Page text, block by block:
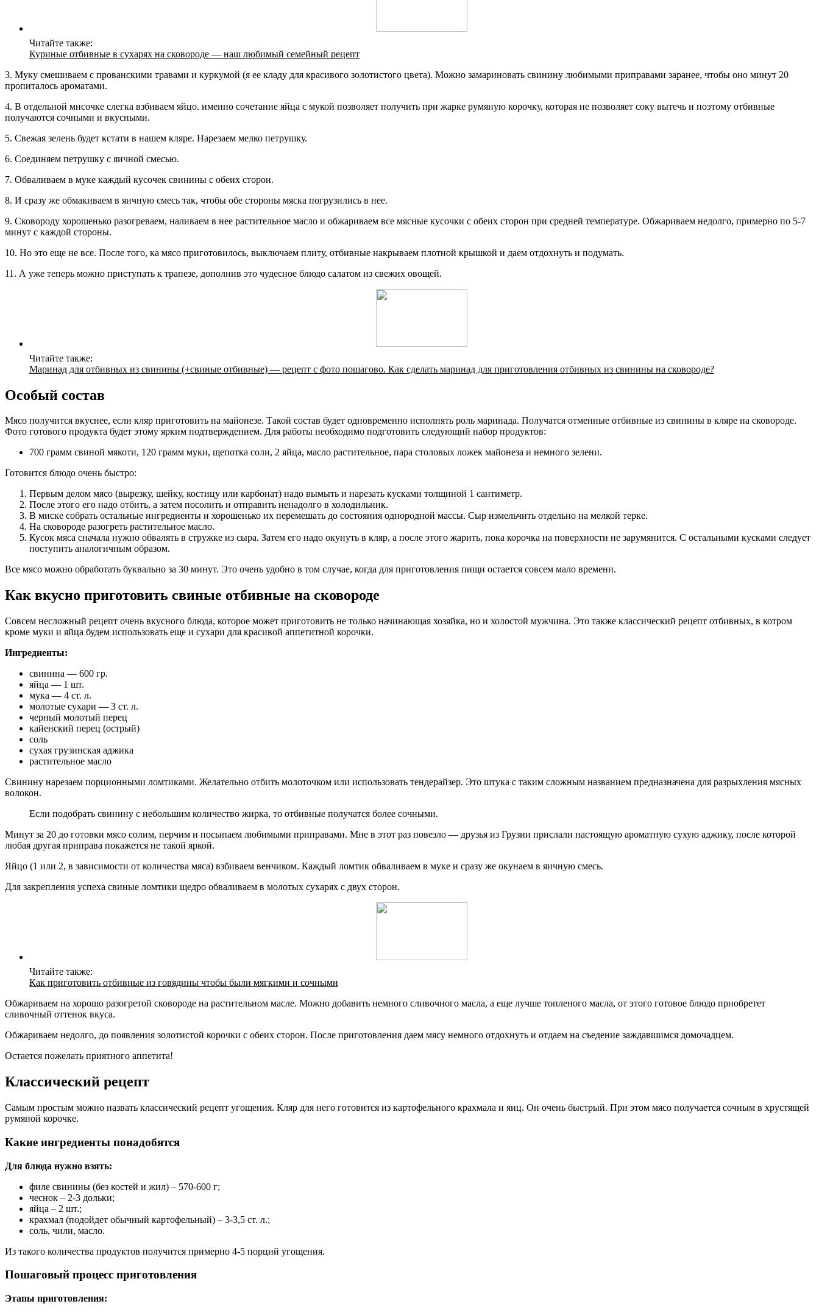
Читайте также:
Куриные отбивные в сухарях на сковороде — наш любимый семейный рецепт
3. Муку смешиваем с прованскими травами и куркумой (я ее кладу для красивого золотистого цвета). Можно замариновать свинину любимыми приправами заранее, чтобы оно минут 20
пропиталось ароматами.
4. В отдельной мисочке слегка взбиваем яйцо. именно сочетание яйца с мукой позволяет получить при жарке румяную корочку, которая не позволяет соку вытечь и поэтому отбивные
получаются сочными и вкусными.
5. Свежая зелень будет кстати в нашем кляре. Нарезаем мелко петрушку.
6. Соединяем петрушку с яичной смесью.
7. Обваливаем в муке каждый кусочек свинины с обеих сторон.
8. И сразу же обмакиваем в яичную смесь так, чтобы обе стороны мяска погрузились в нее.
9. Сковороду хорошенько разогреваем, наливаем в нее растительное масло и обжариваем все мясные кусочки с обеих сторон при средней температуре. Обжариваем недолго, примерно по 5-7
минут с каждой стороны.
10. Но это еще не все. После того, ка мясо приготовилось, выключаем плиту, отбивные накрываем плотной крышкой и даем отдохнуть и подумать.
11. А уже теперь можно приступать к трапезе, дополнив это чудесное блюдо салатом из свежих овощей.
Читайте также:
Маринад для отбивных из свинины (+свиные отбивные) — рецепт с фото пошагово. Как сделать маринад для приготовления отбивных из свинины на сковороде?
Особый состав
Мясо получится вкуснее, если кляр приготовить на майонезе. Такой состав будет одновременно исполнять роль маринада. Получатся отменные отбивные из свинины в кляре на сковороде.
Фото готового продукта будет этому ярким подтверждением. Для работы необходимо подготовить следующий набор продуктов:
700 грамм свиной мякоти, 120 грамм муки, щепотка соли, 2 яйца, масло растительное, пара столовых ложек майонеза и немного зелени.
Готовится блюдо очень быстро:
Первым делом мясо (вырезку, шейку, костицу или карбонат) надо вымыть и нарезать кусками толщиной 1 сантиметр.
После этого его надо отбить, а затем посолить и отправить ненадолго в холодильник.
В миске собрать остальные ингредиенты и хорошенько их перемешать до состояния однородной массы. Сыр измельчить отдельно на мелкой терке.
На сковороде разогреть растительное масло.
Кусок мяса сначала нужно обвалять в стружке из сыра. Затем его надо окунуть в кляр, а после этого жарить, пока корочка на поверхности не зарумянится. С остальными кусками следует
поступить аналогичным образом.
Все мясо можно обработать буквально за 30 минут. Это очень удобно в том случае, когда для приготовления пищи остается совсем мало времени.
Как вкусно приготовить свиные отбивные на сковороде
Совсем несложный рецепт очень вкусного блюда, которое может приготовить не только начинающая хозяйка, но и холостой мужчина. Это также классический рецепт отбивных, в котром
кроме муки и яйца будем использовать еще и сухари для красивой аппетитной корочки.
Ингредиенты:
свинина — 600 гр.
яйца — 1 шт.
мука — 4 ст. л.
молотые сухари — 3 ст. л.
черный молотый перец
кайенский перец (острый)
соль
сухая грузинская аджика
растительное масло
Свинину нарезаем порционными ломтиками. Желательно отбить молоточком или использовать тендерайзер. Это штука с таким сложным названием предназначена для разрыхления мясных
волокон.
Если подобрать свинину с небольшим количество жирка, то отбивные получатся более сочными.
Минут за 20 до готовки мясо солим, перчим и посыпаем любимыми приправами. Мне в этот раз повезло — друзья из Грузии прислали настоящую ароматную сухую аджику, после которой
любая другая приправа покажется не такой яркой.
Яйцо (1 или 2, в зависимости от количества мяса) взбиваем венчиком. Каждый ломтик обваливаем в муке и сразу же окунаем в яичную смесь.
Для закрепления успеха свиные ломтики щедро обваливаем в молотых сухарях с двух сторон.
Читайте также:
Как приготовить отбивные из говядины чтобы были мягкими и сочными
Обжариваем на хорошо разогретой сковороде на растительном масле. Можно добавить немного сливочного масла, а еще лучше топленого масла, от этого готовое блюдо приобретет
сливочный оттенок вкуса.
Обжариваем недолго, до появления золотистой корочки с обеих сторон. После приготовления даем мясу немного отдохнуть и отдаем на съедение заждавшимся домочадцем.
Остается пожелать приятного аппетита!
Классический рецепт
Самым простым можно назвать классический рецепт угощения. Кляр для него готовится из картофельного крахмала и яиц. Он очень быстрый. При этом мясо получается сочным в хрустящей
румяной корочке.
Какие ингредиенты понадобятся
Для блюда нужно взять:
филе свинины (без костей и жил) – 570-600 г;
чеснок – 2-3 дольки;
яйца – 2 шт.;
крахмал (подойдет обычный картофельный) – 3-3,5 ст. л.;
соль, чили, масло.
Из такого количества продуктов получится примерно 4-5 порций угощения.
Пошаговый процесс приготовления
Этапы приготовления: